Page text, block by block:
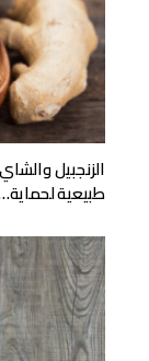
الزنجبيل
طبيعية